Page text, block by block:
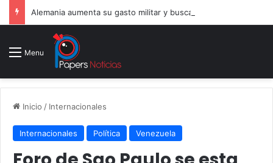
Menu
Inicio / Internacionales
Internacionales Política Venezuela